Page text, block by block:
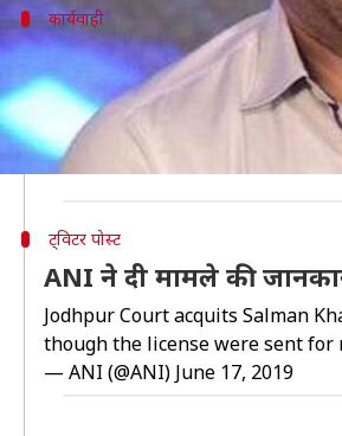
कार्यवाही
कोर्ट ने सलमान के खिलाफ
ANI की रिपोर्ट के अनुसार, सलमान
इस पर कोर्ट ने अपना फैसला सुनाते
यह अर्जी साल 2006 में की दायर की
ट्विटर पोस्ट
ANI ने दी मामले की
Jodhpur Court acquits Salman
though the license were sent
— ANI (@ANI) June 17, 2019